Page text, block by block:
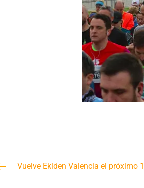
Vuelve Ekiden Valencia el próximo